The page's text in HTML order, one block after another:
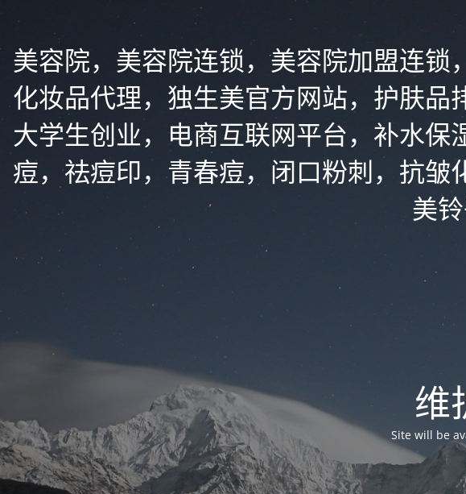
美容院，美容院连锁，美容院加盟连
化妆品代理，独生美官方网站，护肤品
大学生创业，电商互联网平台，补水
痘，祛痘印，青春痘，闭口粉刺，抗
美
维
Site will be